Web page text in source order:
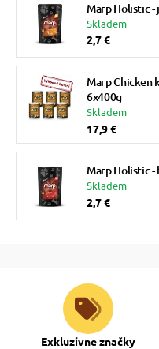
Marp Holistic -
Skladem
2,7 €
Marp Chicken
6x400g
Skladem
17,9 €
Marp Holistic -
Skladem
2,7 €
Exkluzívne značky